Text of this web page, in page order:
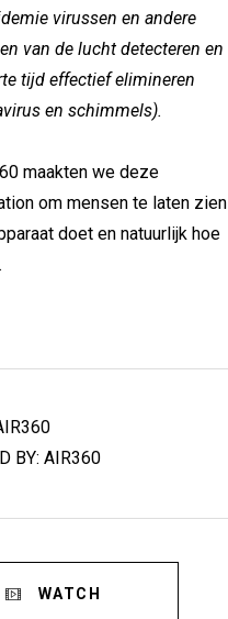
virussen en andere
van de lucht detecteren en
tijd effectief elimineren
en schimmels).
maakten we deze
om mensen te laten zien
doet en natuurlijk hoe
BY: AIR360
WATCH